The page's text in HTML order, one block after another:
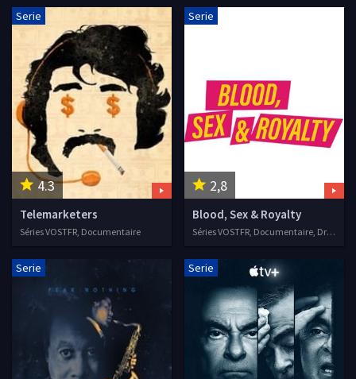
4.3
Serie
Telemarketers
Séries VOSTFR, Documentaire
2,8
Serie
Blood, Sex & Royalty
Séries VOSTFR, Documentaire, Drame
Serie Serie